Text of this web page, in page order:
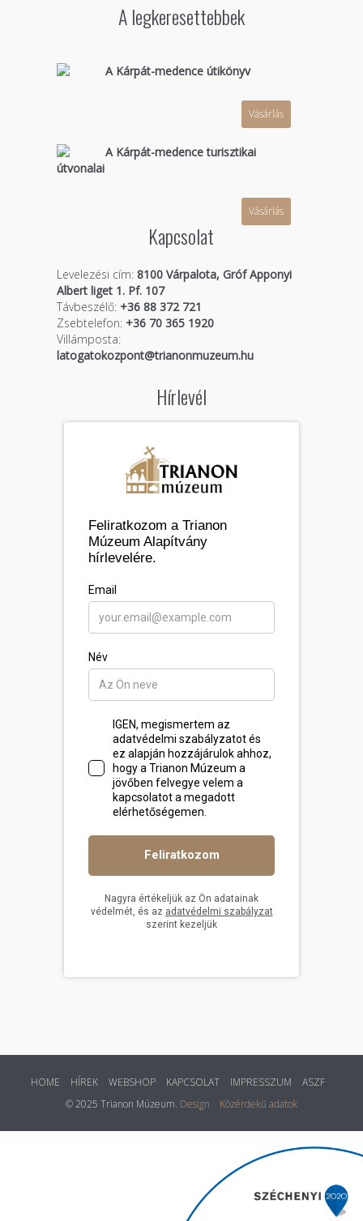
A legkeresettebbek
A Kárpát-medence útikönyv
Vásárlás
A Kárpát-medence turisztikai
útvonalai
Vásárlás
Kapcsolat
Levelezési cím: 8100 Várpalota, Gróf Apponyi
Albert liget 1. Pf. 107
Távbeszélő:+36 88 372 721
Zsebtelefon:+36 70 365 1920
Villámposta:
latogatokozpont@trianonmuzeum.hu
Hírlevél
HOME HÍREK WEBSHOP KAPCSOLAT IMPRESSZUM
ASZF
© 2025 Trianon Múzeum. Design Közérdekű adatok